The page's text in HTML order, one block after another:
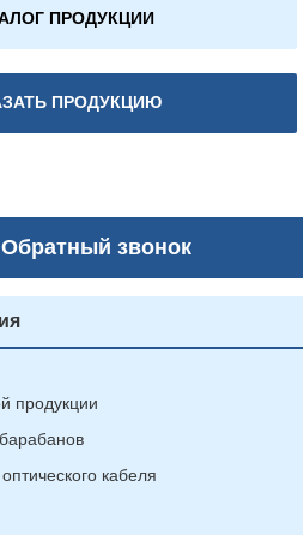
ПРОДУКЦИИ
ПРОДУКЦИЮ
звонок
продукции
кабеля